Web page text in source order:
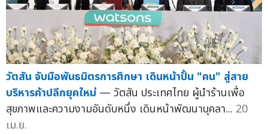
วัตสัน จับมือพันธมิตรการศึกษา เดินหน้าปั้น "คน" สู่สาย
บริหารค้าปลีกยุคใหม่ — วัตสัน ประเทศไทย ผู้นำร้านเพื่อ
สุขภาพและความงามอันดับหนึ่ง เดินหน้าพัฒนาบุคลา... 20
เม.ย.